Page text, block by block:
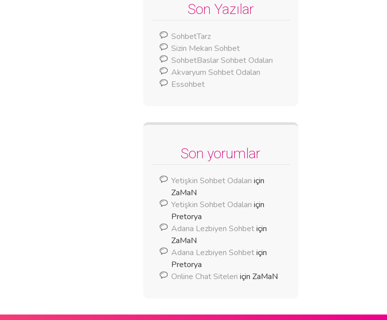
Son Yazılar
SohbetTarz
Sizin Mekan Sohbet
SohbetBaslar Sohbet Odaları
Akvaryum Sohbet Odaları
Essohbet
Son yorumlar
Yetişkin Sohbet Odaları için
ZaMaN
Yetişkin Sohbet Odaları için
Pretorya
Adana Lezbiyen Sohbetiçin
ZaMaN
Adana Lezbiyen Sohbetiçin
Pretorya
Online Chat Siteleri için ZaMaN